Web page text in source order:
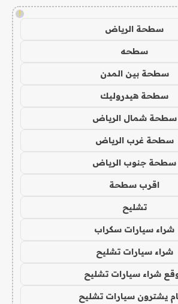
!
سطحة الرياض
سطحه
سطحة بين المدن
سطحة هيدروليك
سطحة شمال الرياض
سطحة غرب الرياض
سطحة جنوب الرياض
اقرب سطحة
تشليح
شراء سيارات سكراب
شراء سيارات تشليح
شراء سيارات تشليح
يشترون سيارات تشليح